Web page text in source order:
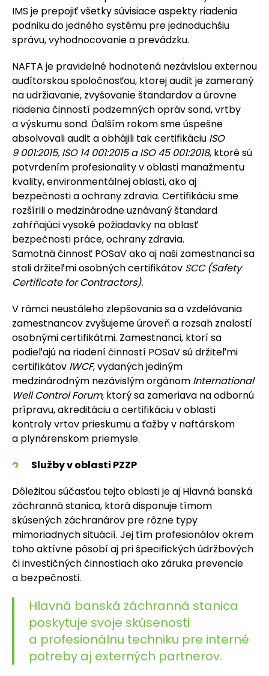
IMS je prepojiť všetky súvisiace aspekty riadenia
podniku do jedného systému pre jednoduchšiu
správu, vyhodnocovanie a prevádzku.
NAFTA je pravidelné hodnotená nezávislou externou
audítorskou spoločnosťou, ktorej audit je zameraný
na udržiavanie, zvyšovanie štandardov a úrovne
riadenia činností podzemných opráv sond, vrtby
a výskumu sond. Ďalším rokom sme úspešne
absolvovali audit a obhájili tak certifikáciu ISO
9 001:2015, ISO 14 001:2015 a ISO 45 001:2018, ktoré sú
potvrdením profesionality v oblasti manažmentu
kvality, environmentálnej oblasti, ako aj
bezpečnosti a ochrany zdravia. Certifikáciu sme
rozšírili o medzinárodne uznávaný štandard
zahŕňajúci vysoké požiadavky na oblasť
bezpečnosti práce, ochrany zdravia.
Samotná činnosť POSaV ako aj naši zamestnanci sa
stali držiteľmi osobných certifikátov SCC (Safety
Certificate for Contractors).
V rámci neustáleho zlepšovania sa a vzdelávania
zamestnancov zvyšujeme úroveň a rozsah znalostí
osobnými certifikátmi. Zamestnanci, ktorí sa
podieľajú na riadení činností POSaV sú držiteľmi
certifikátov IWCF, vydaných jediným
medzinárodným nezávislým orgánom International
Well Control Forum, ktorý sa zameriava na odbornú
prípravu, akreditáciu a certifikáciu v oblasti
kontroly vrtov prieskumu a ťažby v naftárskom
a plynárenskom priemysle.
Služby v oblasti PZZP
Dôležitou súčasťou tejto oblasti je aj Hlavná banská
záchranná stanica, ktorá disponuje tímom
skúsených záchranárov pre rôzne typy
mimoriadnych situácií. Jej tím profesionálov okrem
toho aktívne pôsobí aj pri špecifických údržbových
či investičných činnostiach ako záruka prevencie
a bezpečnosti.
Hlavná banská záchranná stanica
poskytuje svoje skúsenosti
a profesionálnu techniku pre interné
potreby aj externých partnerov.